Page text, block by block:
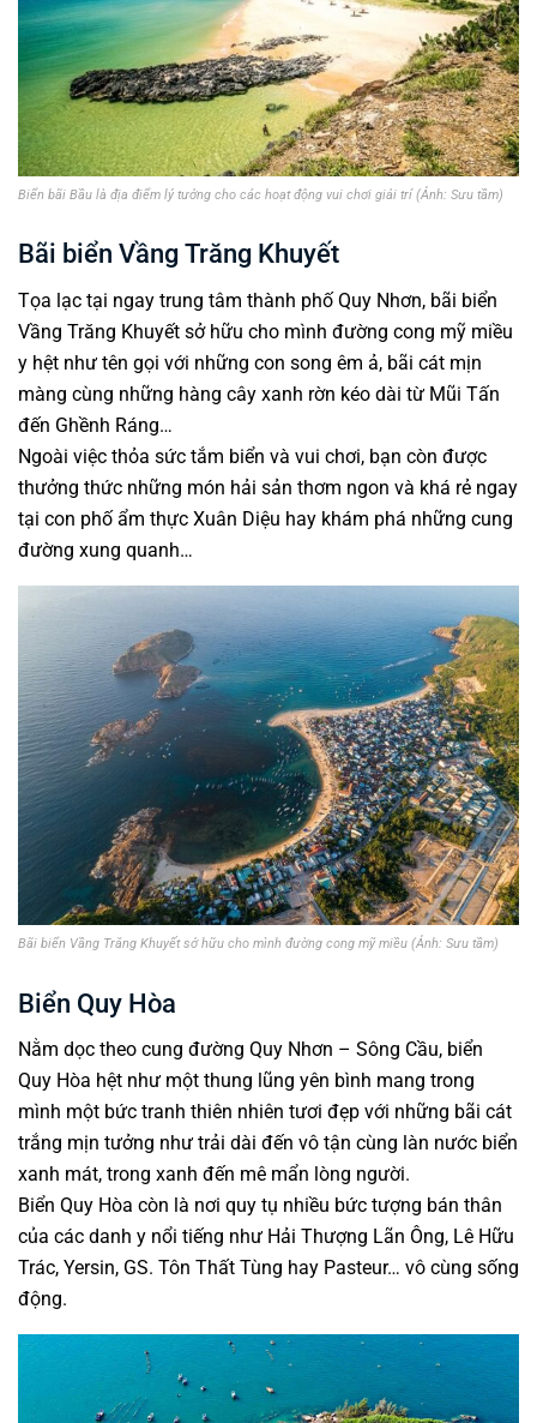
Biển bãi Bầu là địa điểm lý tưởng cho các hoạt động vui chơi giải trí (Ảnh: Sưu tầm)
Bãi biển Vầng Trăng Khuyết
Tọa lạc tại ngay trung tâm thành phố Quy Nhơn, bãi biển
Vầng Trăng Khuyết sở hữu cho mình đường cong mỹ miều
y hệt như tên gọi với những con song êm ả, bãi cát mịn
màng cùng những hàng cây xanh rờn kéo dài từ Mũi Tấn
đến Ghềnh Ráng…
Ngoài việc thỏa sức tắm biển và vui chơi, bạn còn được
thưởng thức những món hải sản thơm ngon và khá rẻ ngay
tại con phố ẩm thực Xuân Diệu hay khám phá những cung
đường xung quanh…
Bãi biển Vầng Trăng Khuyết sở hữu cho mình đường cong mỹ miều (Ảnh: Sưu tầm)
Biển Quy Hòa
Nằm dọc theo cung đường Quy Nhơn – Sông Cầu, biển
Quy Hòa hệt như một thung lũng yên bình mang trong
mình một bức tranh thiên nhiên tươi đẹp với những bãi cát
trắng mịn tưởng như trải dài đến vô tận cùng làn nước biển
xanh mát, trong xanh đến mê mẩn lòng người.
Biển Quy Hòa còn là nơi quy tụ nhiều bức tượng bán thân
của các danh y nổi tiếng như Hải Thượng Lãn Ông, Lê Hữu
Trác, Yersin, GS. Tôn Thất Tùng hay Pasteur… vô cùng sống
động.